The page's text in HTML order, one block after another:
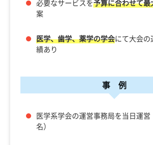
必要なサービスを予算に合わせて最
案
医学、歯学、薬学の学会にて大会
績あり
事 例
医学系学会の運営事務局を当日運
名）